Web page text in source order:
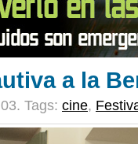
a la
Tags: cine,